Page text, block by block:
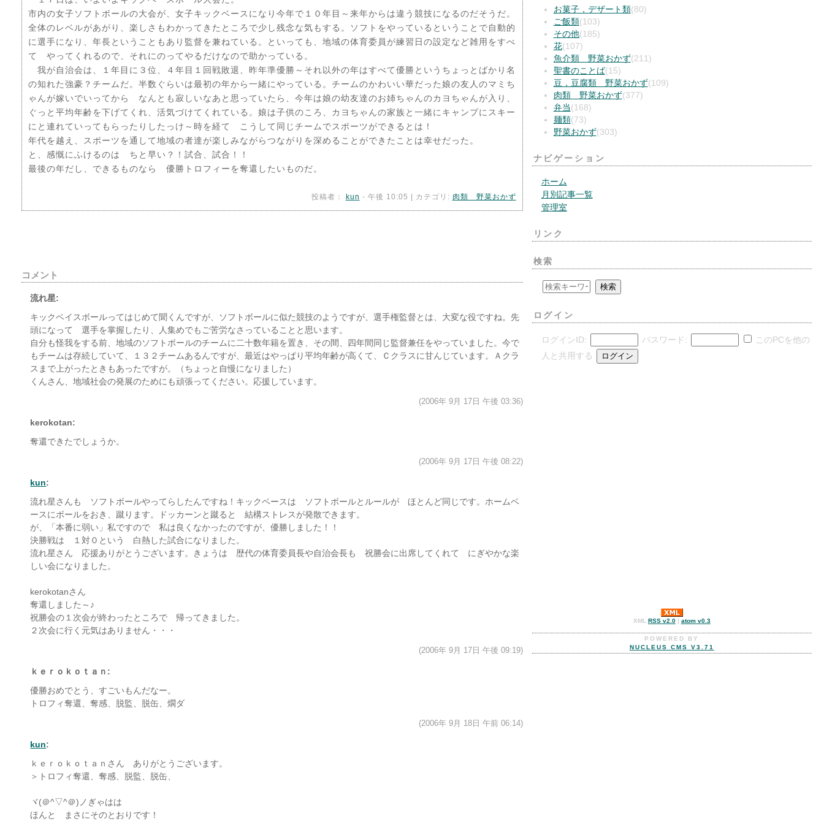
市内の女子ソフトボールの大会が、女子キックベースになり今年で１０年目～来年からは違う競技になるのだそうだ。
全体のレベルがあがり、楽しさもわかってきたところで少し残念な気もする。ソフトをやっているということで自動的
に選手になり、年長ということもあり監督を兼ねている。といっても、地域の体育委員が練習日の設定など雑用をすべ
て やってくれるので、それにのってやるだけなので助かっている。
我が自治会は、１年目に３位、４年目１回戦敗退、昨年準優勝～それ以外の年はすべて優勝というちょっとばかり名
の知れた強豪？チームだ。半数ぐらいは最初の年から一緒にやっている。チームのかわいい華だった娘の友人のマミち
ゃんが嫁いでいってから なんとも寂しいなあと思っていたら、今年は娘の幼友達のお姉ちゃんのカヨちゃんが入り、
ぐっと平均年齢を下げてくれ、活気づけてくれている。娘は子供のころ、カヨちゃんの家族と一緒にキャンプにスキー
にと連れていってもらったりしたっけ～時を経て こうして同じチームでスポーツができるとは！
年代を越え、スポーツを通して地域の者達が楽しみながらつながりを深めることができたことは幸せだった。
と、感慨にふけるのは ちと早い？！試合、試合！！
最後の年だし、できるものなら 優勝トロフィーを奪還したいものだ。
投稿者： kun - 午後 10:05 | カテゴリ: 肉類 野菜おかず
コメント
流れ星:
キックベイスボールってはじめて聞くんですが、ソフトボールに似た競技のようですが、選手権監督とは、大変な役ですね。先
頭になって 選手を掌握したり、人集めでもご苦労なさっていることと思います。
自分も怪我をする前、地域のソフトボールのチームに二十数年籍を置き、その間、四年間同じ監督兼任をやっていました。今で
もチームは存続していて、１３２チームあるんですが、最近はやっぱり平均年齢が高くて、Ｃクラスに甘んじています。Ａクラ
スまで上がったときもあったですが。（ちょっと自慢になりました）
くんさん、地域社会の発展のためにも頑張ってください。応援しています。
(2006年 9月 17日 午後 03:36)
kerokotan:
奪還できたでしょうか。
(2006年 9月 17日 午後 08:22)
kun:
流れ星さんも ソフトボールやってらしたんですね！キックベースは ソフトボールとルールが ほとんど同じです。ホームベ
ースにボールをおき、蹴ります。ドッカーンと蹴ると 結構ストレスが発散できます。
が、「本番に弱い」私ですので 私は良くなかったのですが、優勝しました！！
決勝戦は １対０という 白熱した試合になりました。
流れ星さん 応援ありがとうございます。きょうは 歴代の体育委員長や自治会長も 祝勝会に出席してくれて にぎやかな楽
しい会になりました。
kerokotanさん
奪還しました～♪
祝勝会の１次会が終わったところで 帰ってきました。
２次会に行く元気はありません・・・
(2006年 9月 17日 午後 09:19)
ｋｅｒｏｋｏｔａｎ:
優勝おめでとう、すごいもんだなー。
トロフィ奪還、奪感、脱監、脱缶、燗ダ
(2006年 9月 18日 午前 06:14)
kun:
ｋｅｒｏｋｏｔａｎさん ありがとうございます。
＞トロフィ奪還、奪感、脱監、脱缶、
ヾ(＠^▽^＠)ノぎゃはは
ほんと まさにそのとおりです！
お菓子，デザート類(80)
ご飯類(103)
その他(185)
花(107)
魚介類 野菜おかず(211)
聖書のことば(15)
豆，豆腐類 野菜おかず(109)
肉類 野菜おかず(377)
弁当 (168)
麺類(73)
野菜おかず(303)
ナビゲーション
ホーム
月別記事一覧
管理室
リンク
検索
ログイン
ログインID: パスワード:
このPCを他の
人と共用する
XML RSS v2.0| atom v0.3
POWERED BY
NUCLEUS CMS V3.71